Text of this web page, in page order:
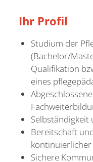
Ihr Profil
Studium der
(Bachelor/
Qualifikation
eines
Bereitschaft
Sichere